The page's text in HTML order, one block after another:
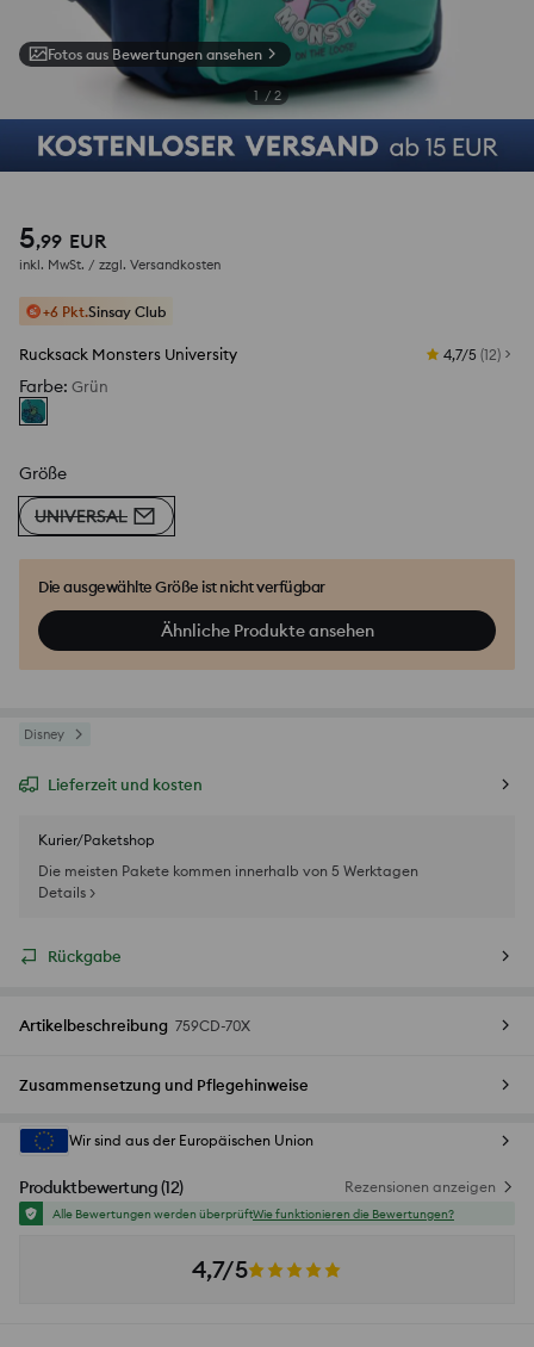
Fotos aus Bewertungen ansehen
1 / 2
5,99 EUR
inkl. MwSt. / zzgl. Versandkosten
+6 Pkt.Sinsay Club
Rucksack Monsters University 4,7/5 (12)
Farbe: Grün
Größe
UNIVERSAL
Die ausgewählte Größe ist nicht verfügbar
Ähnliche Produkte ansehen
Disney
Lieferzeit und kosten
Kurier/Paketshop
Die meisten Pakete kommen innerhalb von 5 Werktagen
Details >
Rückgabe
Artikelbeschreibung 759CD-70X
Zusammensetzung und Pflegehinweise
Wir sind aus der Europäischen Union
Produktbewertung(12) Rezensionen anzeigen
Alle Bewertungen werden überprüftWie funktionieren die Bewertungen?
4,7/5